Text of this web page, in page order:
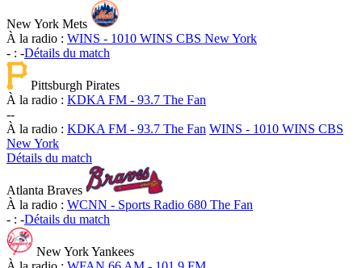
New York Mets
À la radio : WINS - 1010 WINS CBS New York
- : -Détails du match
Pittsburgh Pirates
À la radio : KDKA FM - 93.7 The Fan
--
À la radio : KDKA FM - 93.7 The Fan WINS - 1010 WINS CBS
New York
Détails du match
Atlanta Braves
À la radio : WCNN - Sports Radio 680 The Fan
- : -Détails du match
New York Yankees